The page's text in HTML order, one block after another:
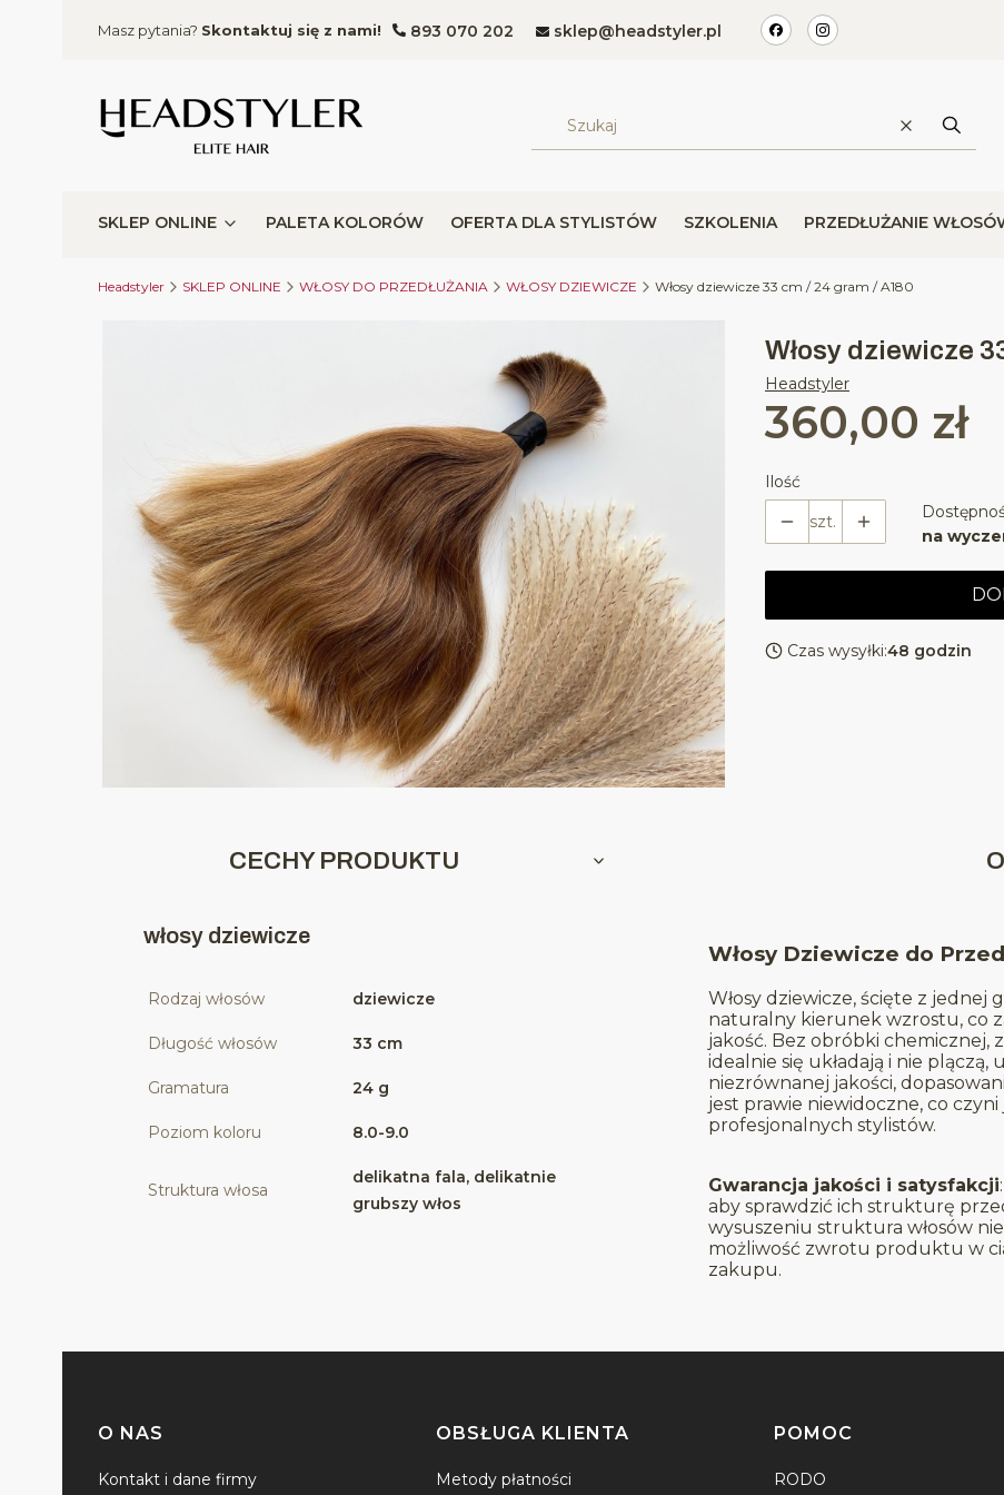
Masz pytania? Skontaktuj się z nami! 893 070 202 sklep@headstyler.pl
WyczyśćSzukaj
SKLEP ONLINE PALETA KOLORÓW OFERTA DLA STYLISTÓW SZKOLENIA PRZEDŁUŻANIE
Headstyler SKLEP ONLINE WŁOSY DO PRZEDŁUŻANIA WŁOSY DZIEWICZE Włosy dziewicze 33 cm / 24 gram / A180
Włosy dziewicze
Headstyler
Cena
360,00 zł
Ilość
szt.
na
Czas wysyłki:48 godzin
CECHY PRODUKTU
włosy dziewicze
Rodzaj włosów dziewicze
Długość włosów 33 cm
Gramatura 24 g
Poziom koloru 8.0-9.0
Struktura włosa
delikatna fala, delikatnie
grubszy włos
Włosy Dziewicze do
Włosy dziewicze, ścięte z jednej
naturalny kierunek wzrostu, co
jakość. Bez obróbki chemicznej,
idealnie się układają i nie plączą,
niezrównanej jakości,
jest prawie niewidoczne, co
profesjonalnych stylistów.
Gwarancja jakości i satysfakcji
aby sprawdzić ich strukturę
wysuszeniu struktura włosów
możliwość zwrotu produktu w
zakupu.
Linki w stopce
O NAS
Kontakt i dane firmy
OBSŁUGA KLIENTA
Metody płatności
POMOC
RODO